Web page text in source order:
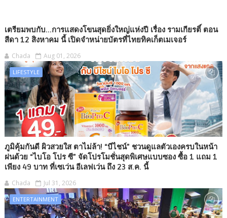
เตรียมพบกับ...การแสดงโขนสุดยิ่งใหญ่แห่งปี เรื่อง รามเกียรติ์ ตอน
สีดา 12 สิงหาคม นี้ เปิดจำหน่ายบัตรที่ไทยทิคเก็ตเมเจอร์
Chada Aug 01, 2026
LIFESTYLE
ภูมิคุ้มกันดี ผิวสวยใส ตาไม่ล้า! “บีไชน์” ชวนดูแลตัวเองครบในหน้า
ฝนด้วย “ไบโอ โปร ซี” จัดโปรโมชั่นสุดพิเศษแบบซอง ซื้อ 1 แถม 1
เพียง 49 บาท ที่เซเว่น อีเลฟเว่น ถึง 23 ส.ค. นี้
Chada Jul 31, 2026
ENTERTAINMENT